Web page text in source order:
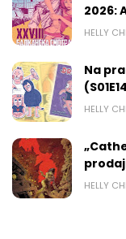
2026:
HELLY
Na
HELLY
HELLY